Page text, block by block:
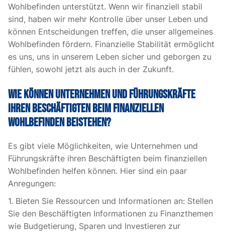
Wohlbefinden unterstützt. Wenn wir finanziell stabil
sind, haben wir mehr Kontrolle über unser Leben und
können Entscheidungen treffen, die unser allgemeines
Wohlbefinden fördern. Finanzielle Stabilität ermöglicht
es uns, uns in unserem Leben sicher und geborgen zu
fühlen, sowohl jetzt als auch in der Zukunft.
Wie können Unternehmen und Führungskräfte
ihren Beschäftigten beim finanziellen
Wohlbefinden beistehen?
Es gibt viele Möglichkeiten, wie Unternehmen und
Führungskräfte ihren Beschäftigten beim finanziellen
Wohlbefinden helfen können. Hier sind ein paar
Anregungen:
1. Bieten Sie Ressourcen und Informationen an: Stellen
Sie den Beschäftigten Informationen zu Finanzthemen
wie Budgetierung, Sparen und Investieren zur